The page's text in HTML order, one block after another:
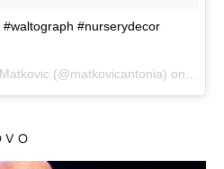
#nurserydecor